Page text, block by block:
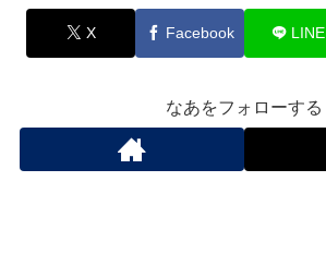
X Facebook LINE
なあをフォローする